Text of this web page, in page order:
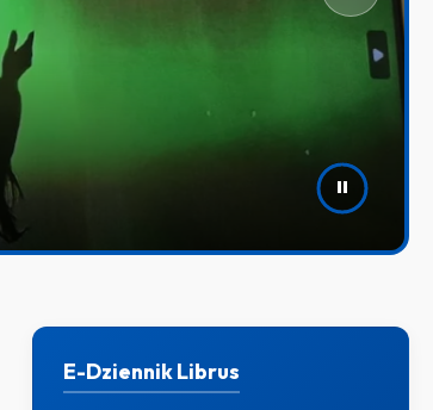
szkoły!
E-Dziennik Librus